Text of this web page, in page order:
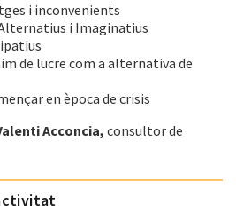
i inconvenients
i Imaginatius
de lucre com a alternativa de
en època de crisis
Acconcia, consultor de